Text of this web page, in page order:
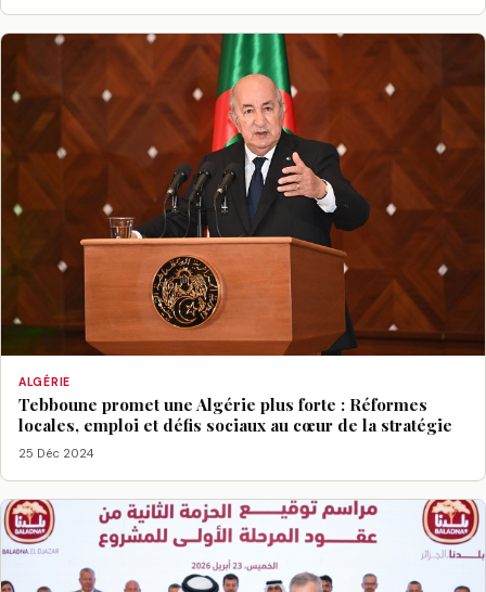
ALGÉRIE
Tebboune promet une Algérie plus forte : Réformes
locales, emploi et défis sociaux au cœur de la stratégie
25 Déc 2024